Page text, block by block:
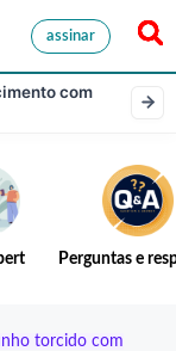
assinar
com
Perguntas e
torcido com